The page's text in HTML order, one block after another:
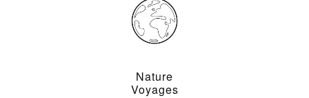
Nature
Voyages